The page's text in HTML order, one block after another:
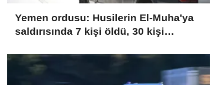
Yemen ordusu: Husilerin El-Muha'ya
saldırısında 7 kişi öldü, 30 kişi